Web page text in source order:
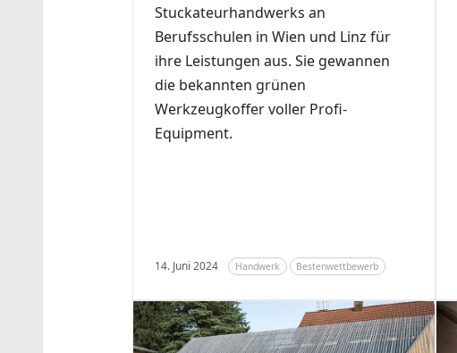
Stuckateurhandwerks an
Berufsschulen in Wien und Linz für
ihre Leistungen aus. Sie gewannen
die bekannten grünen
Werkzeugkoffer voller Profi-
Equipment.
14. Juni 2024 Handwerk Bestenwettbewerb